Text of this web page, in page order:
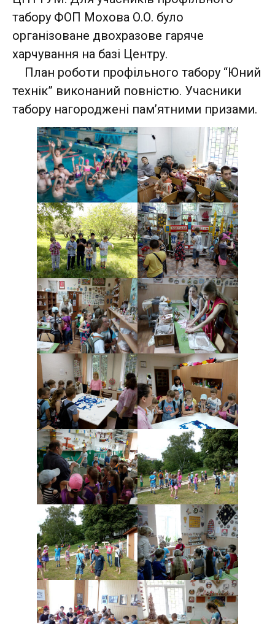
табору ФОП Мохова О.О. було
організоване двохразове гаряче
харчування на базі Центру.
План роботи профільного табору “Юний
технік” виконаний повністю. Учасники
табору нагороджені пам’ятними призами.